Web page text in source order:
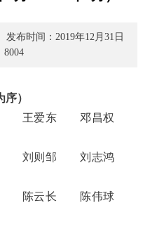
发布时间：2019年12月31日
8004
）
王爱东 邓昌权
刘则邹 刘志鸿
陈云长 陈伟球
军